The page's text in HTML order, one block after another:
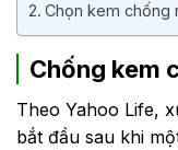
Chọn kem chống
Chống kem
Theo Yahoo Life,
bắt đầu sau khi